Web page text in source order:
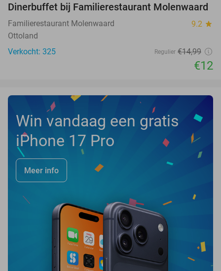
20%
Dinerbuffet bij Familierestaurant Molenwaard
Familierestaurant Molenwaard 9.2 star
Ottoland
Verkocht: 325
Regulier €14,99
€12
Win vandaag een gratis
iPhone 17 Pro
Meer info